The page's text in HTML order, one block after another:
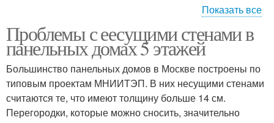
Несущие стены
Показать все
Проблемы с еесущими стенами в
панельных домах 5 этажей
Большинство панельных домов в Москве построены по
типовым проектам МНИИТЭП. В них несущими стенами
считаются те, что имеют толщину больше 14 см.
Перегородки, которые можно сносить, значительно